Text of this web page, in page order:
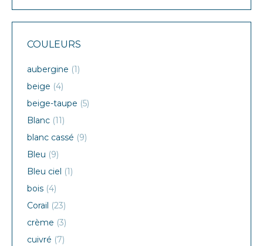
COULEURS
aubergine (1)
beige (4)
beige-taupe (5)
Blanc (11)
blanc cassé (9)
Bleu (9)
Bleu ciel (1)
bois (4)
Corail (23)
crème (3)
cuivré (7)